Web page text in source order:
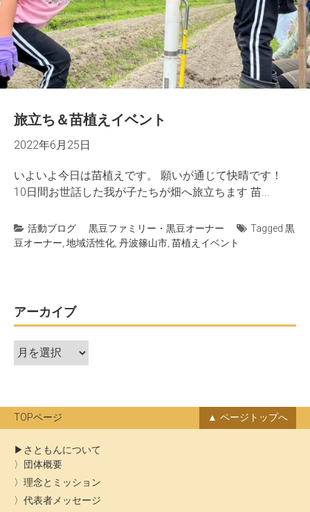
旅立ち＆苗植えイベント
2022年6月25日
いよいよ今日は苗植えです。 願いが通じて快晴です！
10日間お世話した我が子たちが畑へ旅立ちます 苗...
活動ブログ 黒豆ファミリー・黒豆オーナー Tagged 黒
豆オーナー 地域活性化 丹波篠山市 苗植えイベント
アーカイブ
ア
ー
ブ
TOPページ ページトップへ
さともんについて
団体概要
理念とミッション
代表者メッセージ